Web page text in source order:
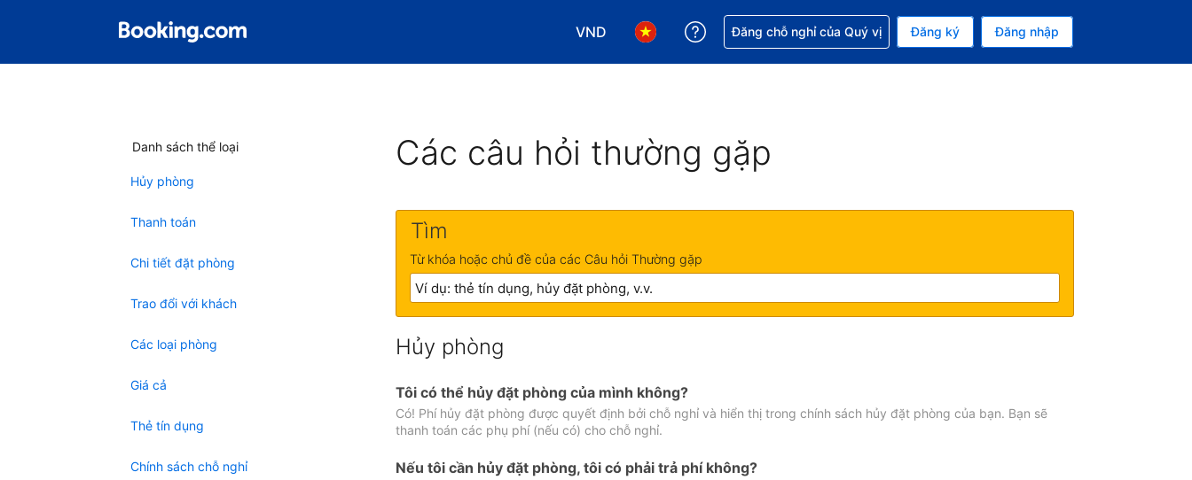
VND
Chọn loại tiền tệ của bạn. Loại tiền tệ hiện tại của bạn là Đồng
Chọn ngôn ngữ của bạn. Ngôn ngữ hiện tại của bạn là Tiếng Việt
Nhận trợ giúp với đặt chỗ
Đăng chỗ nghỉ của Quý vị Đăng ký Đăng nhập
Danh sách thể loại
Hủy phòng
Thanh toán
Chi tiết đặt phòng
Trao đổi với khách
Các loại phòng
Giá cả
Thẻ tín dụng
Chính sách chỗ nghỉ
Các câu hỏi thường gặp
Tìm
Từ khóa hoặc chủ đề của các Câu hỏi Thường gặp
Hủy phòng
Tôi có thể hủy đặt phòng của mình không?
Có! Phí hủy đặt phòng được quyết định bởi chỗ nghỉ và hiển thị trong chính sách hủy đặt phòng của bạn. Bạn sẽ
thanh toán các phụ phí (nếu có) cho chỗ nghỉ.
Nếu tôi cần hủy đặt phòng, tôi có phải trả phí không?